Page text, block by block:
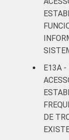
E13A -
DE